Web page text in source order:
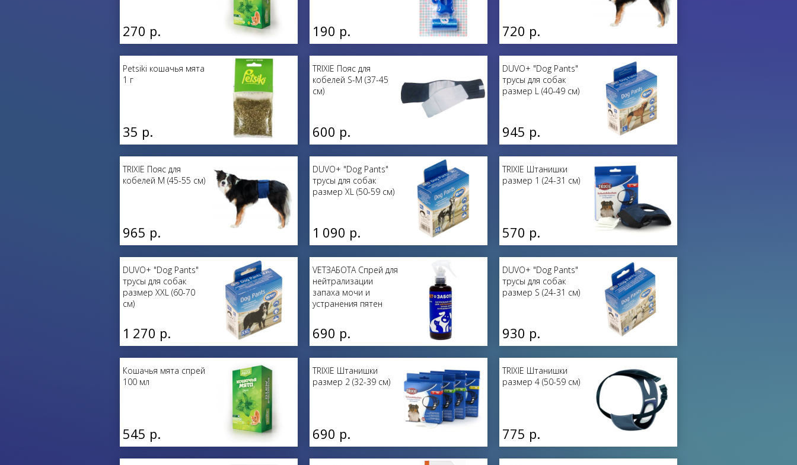
270 р. 190 р. 720 р.
Petsiki кошачья мята
1 г
35 р.
TRIXIE Пояс для
кобелей S-M (37-45
см)
600 р.
DUVO+ "Dog Pants"
трусы для собак
размер L (40-49 см)
945 р.
TRIXIE Пояс для
кобелей M (45-55 см)
965 р.
DUVO+ "Dog Pants"
трусы для собак
размер XL (50-59 см)
1 090 р.
TRIXIE Штанишки
размер 1 (24-31 см)
570 р.
DUVO+ "Dog Pants"
трусы для собак
размер XXL (60-70
см)
1 270 р.
VETЗАБОТА Спрей для
нейтрализации
запаха мочи и
устранения пятен
690 р.
DUVO+ "Dog Pants"
трусы для собак
размер S (24-31 см)
930 р.
Кошачья мята спрей
100 мл
545 р.
TRIXIE Штанишки
размер 2 (32-39 см)
690 р.
TRIXIE Штанишки
размер 4 (50-59 см)
775 р.